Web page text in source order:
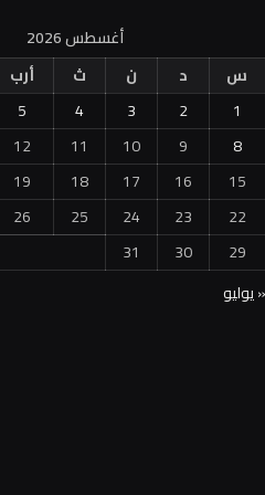
أغسطس 2026
س
د ن ث أرب
1
2
3
4
5
8
9
10
11
12
15
16
17
18
19
22
23
24
25
26
29
30
31
« يوليو